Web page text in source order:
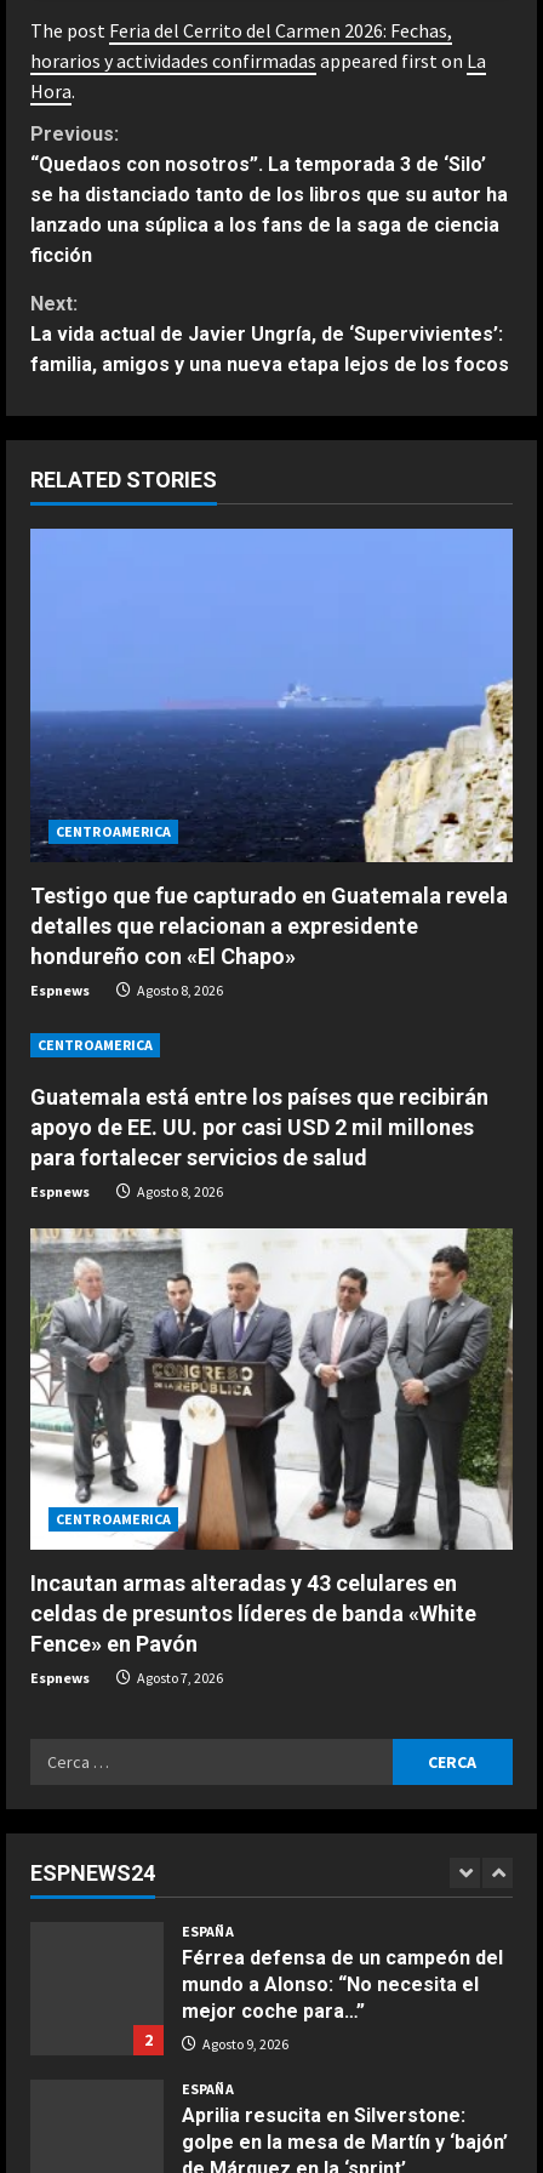
The post Feria del Cerrito del Carmen 2026: Fechas,
horarios y actividades confirmadas appeared first on La
Hora.
C
o
n
t
i
u
e
d
i
n
g
Previous:
“Quedaos con nosotros”. La temporada 3 de ‘Silo’
se ha distanciado tanto de los libros que su autor ha
lanzado una súplica a los fans de la saga de ciencia
ficción
Next:
La vida actual de Javier Ungría, de ‘Supervivientes’:
familia, amigos y una nueva etapa lejos de los focos
RELATED STORIES
CENTROAMERICA
Testigo que fue capturado en Guatemala revela
detalles que relacionan a expresidente
hondureño con «El Chapo»
Espnews Agosto 8, 2026
CENTROAMERICA
Guatemala está entre los países que recibirán
apoyo de EE. UU. por casi USD 2 mil millones
para fortalecer servicios de salud
Espnews Agosto 8, 2026
CENTROAMERICA
Incautan armas alteradas y 43 celulares en
celdas de presuntos líderes de banda «White
Fence» en Pavón
Espnews Agosto 7, 2026
Ricerca
ESPNEWS24
2
ESPAÑA
Agosto 9, 2026
3
ESPAÑA
Aprilia resucita en Silverstone:
golpe en la mesa de Martín y ‘bajón’
de Márquez en la ‘sprint’
Agosto 9, 2026
4
ESPAÑA
El casco inspirado en el Mundial de
la Selección Española que ha
estrenado Raúl Fernández en
MotoGP
Agosto 9, 2026
ESPAÑA
“Ferrari no para de quejarse”:
nuevo ‘dardo’ de Mercedes en la
pelea por el Mundial
Agosto 9, 2026
ESPAÑA
Dura confesión de un campeón del
mundo: “No quiero faltarle al
2
mundo a Alonso: “No necesita el
3
ESPAÑA
Aprilia resucita en Silverstone:
golpe en la mesa de Martín y ‘bajón’
de Márquez en la ‘sprint’
Agosto 9, 2026
ESPAÑA
El casco inspirado en el Mundial de
la Selección Española que ha
Maggio 28, 2026
Boquerones fritos en freidora de
aire
Aprile 24, 2026
COCINA
Buñuelos de alcachofas
Aprile 5, 2026